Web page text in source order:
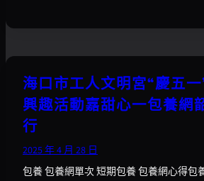
海口市工人文明宮“慶五
興趣活動嘉甜心一包養網
行
2025 年 4 月 28 日
包養 包養網單次 短期包養 包養網心得包